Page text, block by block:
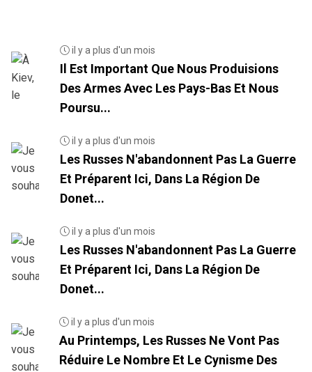
il y a plus d'un mois
Il Est Important Que Nous Produisions
Des Armes Avec Les Pays-Bas Et Nous
Poursu...
il y a plus d'un mois
Les Russes N'abandonnent Pas La Guerre
Et Préparent Ici, Dans La Région De
Donet...
il y a plus d'un mois
Les Russes N'abandonnent Pas La Guerre
Et Préparent Ici, Dans La Région De
Donet...
il y a plus d'un mois
Au Printemps, Les Russes Ne Vont Pas
Réduire Le Nombre Et Le Cynisme Des